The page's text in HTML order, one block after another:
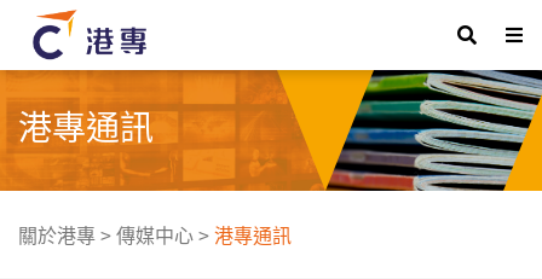
港專通訊
關於港專>傳媒中心>港專通訊